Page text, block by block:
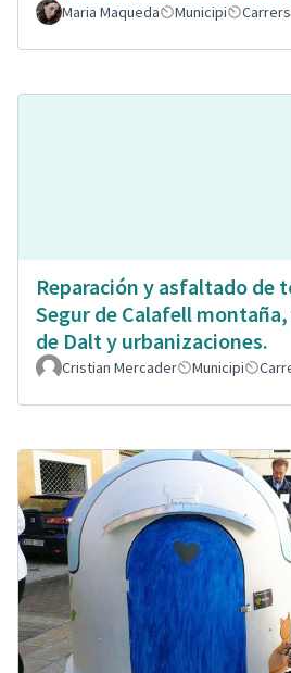
Maria Maqueda Municipi
Reparación y asfaltado de
Segur de Calafell
de Dalt y urbanizaciones.
Cristian Mercader Municipi